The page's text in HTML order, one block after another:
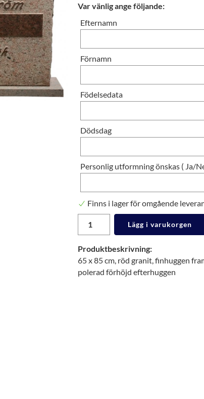
Var vänlig ange följande:
Efternamn
Förnamn
Födelsedata
Dödsdag
Personlig utformning önskas ( Ja/
Finns i lager för omgående
Lägg i varukorgen
Produktbeskrivning:
65 x 85 cm, röd granit, finhuggen
polerad förhöjd efterhuggen